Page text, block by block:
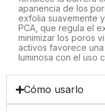
apariencia de los
exfolia suavemente
PCA, que regula el
minimizar los poros
activos favorece
luminosa con el uso
Cómo usarlo